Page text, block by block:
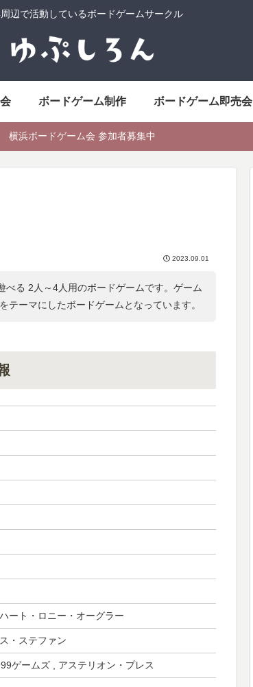
辺で活動しているボードゲームサークル
ボードゲーム制作 ボードゲーム即売会
横浜ボードゲーム会 参加者募集中
2023.09.01
る 2人～4人用のボードゲームです。ゲーム
をテーマにしたボードゲームとなっています。
ート・ロニー・オーグラー
・ステファン
ゲームズ , アステリオン・プレス